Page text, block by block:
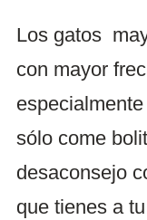
Los gatos
con mayor
sólo come
desaconsejo
que tienes a